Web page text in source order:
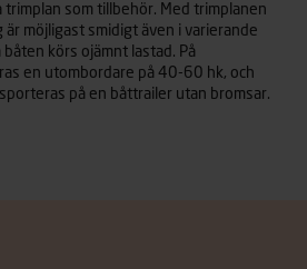
trimplan som tillbehör. Med trimplanen
möjligast smidigt även i varierande
körs ojämnt lastad. På
en utombordare på 40-60 hk, och
på en båttrailer utan bromsar.